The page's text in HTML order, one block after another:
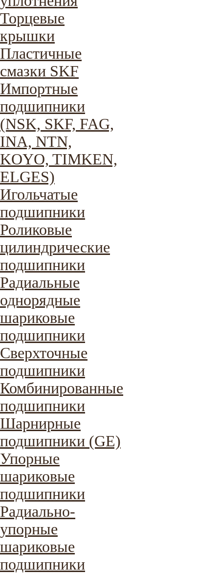
Торцевые
крышки
Пластичные
смазки SKF
Импортные
подшипники
(NSK, SKF, FAG,
INA, NTN,
KOYO, TIMKEN,
ELGES)
Игольчатые
подшипники
Роликовые
цилиндрические
подшипники
Радиальные
однорядные
шариковые
подшипники
Сверхточные
подшипники
Комбинированные
подшипники
Шарнирные
подшипники (GE)
Упорные
шариковые
подшипники
Радиально-
упорные
шариковые
подшипники